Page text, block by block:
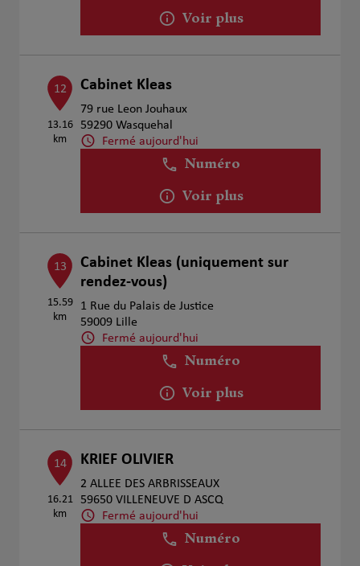
Voir plus
12
13.16
km
Cabinet Kleas
79 rue Leon Jouhaux
59290 Wasquehal
Fermé aujourd'hui
Numéro
Voir plus
13
15.59
km
Cabinet Kleas (uniquement sur
rendez-vous)
1 Rue du Palais de Justice
59009 Lille
Fermé aujourd'hui
Numéro
Voir plus
14
16.21
km
KRIEF OLIVIER
2 ALLEE DES ARBRISSEAUX
59650 VILLENEUVE D ASCQ
Fermé aujourd'hui
Numéro